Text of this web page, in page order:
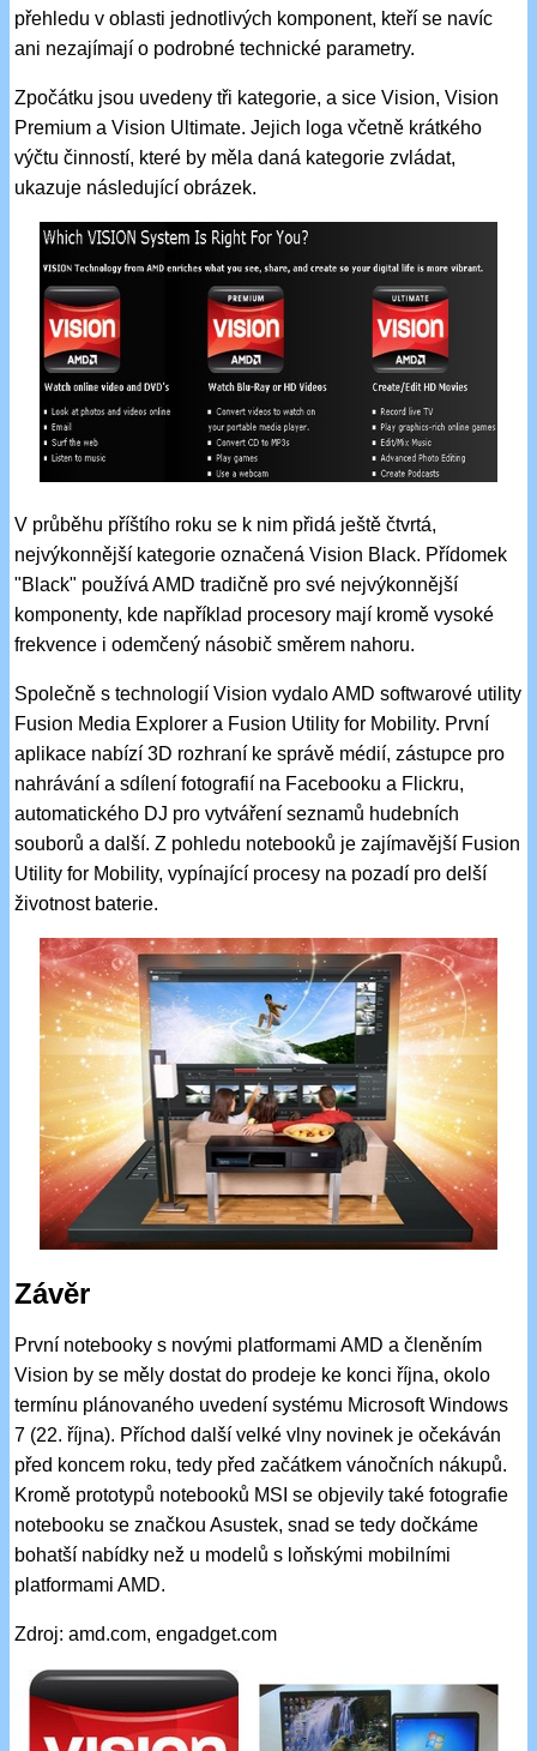
přehledu v oblasti jednotlivých komponent, kteří se navíc
ani nezajímají o podrobné technické parametry.
Zpočátku jsou uvedeny tři kategorie, a sice Vision, Vision
Premium a Vision Ultimate. Jejich loga včetně krátkého
výčtu činností, které by měla daná kategorie zvládat,
ukazuje následující obrázek.
V průběhu příštího roku se k nim přidá ještě čtvrtá,
nejvýkonnější kategorie označená Vision Black. Přídomek
"Black" používá AMD tradičně pro své nejvýkonnější
komponenty, kde například procesory mají kromě vysoké
frekvence i odemčený násobič směrem nahoru.
Společně s technologií Vision vydalo AMD softwarové utility
Fusion Media Explorer a Fusion Utility for Mobility. První
aplikace nabízí 3D rozhraní ke správě médií, zástupce pro
nahrávání a sdílení fotografií na Facebooku a Flickru,
automatického DJ pro vytváření seznamů hudebních
souborů a další. Z pohledu notebooků je zajímavější Fusion
Utility for Mobility, vypínající procesy na pozadí pro delší
životnost baterie.
Závěr
První notebooky s novými platformami AMD a členěním
Vision by se měly dostat do prodeje ke konci října, okolo
termínu plánovaného uvedení systému Microsoft Windows
7 (22. října). Příchod další velké vlny novinek je očekáván
před koncem roku, tedy před začátkem vánočních nákupů.
Kromě prototypů notebooků MSI se objevily také fotografie
notebooku se značkou Asustek, snad se tedy dočkáme
bohatší nabídky než u modelů s loňskými mobilními
platformami AMD.
Zdroj: amd.com, engadget.com